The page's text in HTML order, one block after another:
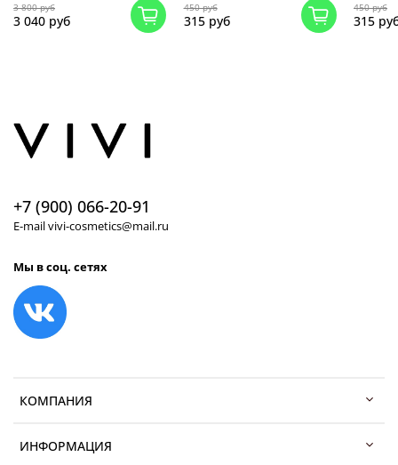
3 800 руб
3 040 руб
450 руб
315 руб
450 руб
315
КОМПАНИЯ
ИНФОРМАЦИЯ
+7 (900) 066-20-91
E-mail vivi-cosmetics@mail.ru
Мы в соц. сетях